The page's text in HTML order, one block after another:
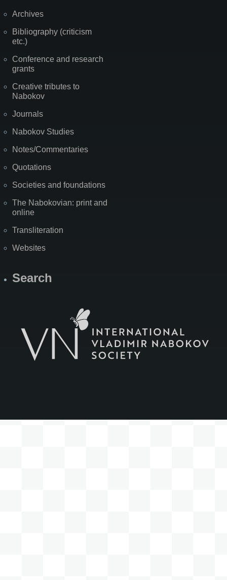
Archives
Bibliography (criticism
etc.)
Conference and research
grants
Creative tributes to
Nabokov
Journals
Nabokov Studies
Notes/Commentaries
Quotations
Societies and foundations
The Nabokovian: print and
online
Transliteration
Websites
Search